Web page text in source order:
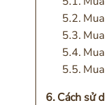
Cách sử